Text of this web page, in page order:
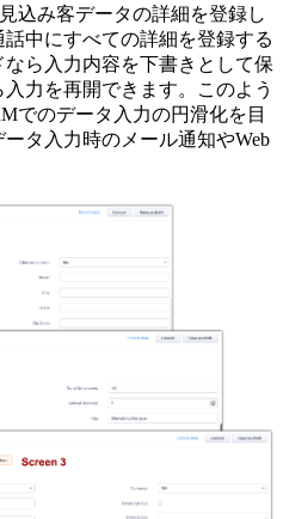
込み客データの詳細を登録し
中にすべての詳細を登録する
ら入力内容を下書きとして保
力を再開できます。このよう
でのデータ入力の円滑化を目
タ入力時のメール通知やWeb